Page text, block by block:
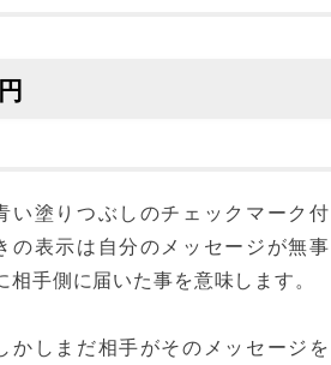
い塗りつぶしのチェックマーク付
の表示は自分のメッセージが無事
相手側に届いた事を意味します。
かしまだ相手がそのメッセージを